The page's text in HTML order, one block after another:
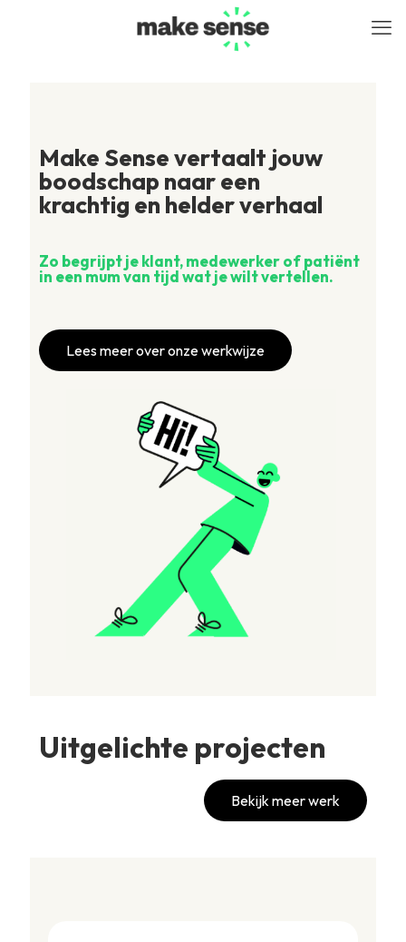
Make Sense vertaalt jouw
boodschap naar een
krachtig en helder verhaal
Zo begrijpt je klant, medewerker of patiënt
in een mum van tijd wat je wilt vertellen.
Lees meer over onze werkwijze
Uitgelichte projecten
Bekijk meer werk